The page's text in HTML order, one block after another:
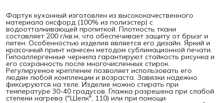
Фартук кухонный изготовлен из высококачественного
материала оксфорд (100% из полиэстер) с
водоотталкивающей пропиткой. Плотность ткани
составляет 200 г/кв.м, что обеспечивает защиту от брызг и
пятен. Особенностью изделия является его дизайн. Яркий и
красочный принт нанесен методом сублимационной печати.
Гипоаллергенные чернила гарантируют стойкость рисунка и
его сохранность после многочисленных стирок.
Регулируемое крепление позволяет использовать его
людям любой комплекции и возраста. Завязки надежно
фиксируются на теле. Изделие можно стирать при
температуре 30-40 градусов. Глажка разрешена при слабой
степени нагрева ("Шелк", 110) или при помощи